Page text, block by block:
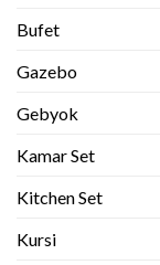
Bufet
Gazebo
Gebyok
Kamar Set
Kitchen Set
Kursi